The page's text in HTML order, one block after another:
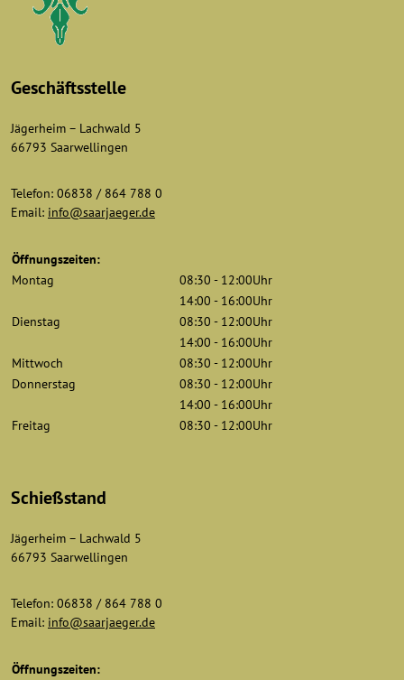
Geschäftsstelle
Jägerheim – Lachwald 5
66793 Saarwellingen
Telefon: 06838 / 864 788 0
Email: info@saarjaeger.de
Öffnungszeiten:
Montag
08:30 - 12:00Uhr
14:00 - 16:00Uhr
Dienstag
08:30 - 12:00Uhr
14:00 - 16:00Uhr
Mittwoch
08:30 - 12:00Uhr
Donnerstag
08:30 - 12:00Uhr
14:00 - 16:00Uhr
Freitag
08:30 - 12:00Uhr
Schießstand
Jägerheim – Lachwald 5
66793 Saarwellingen
Telefon: 06838 / 864 788 0
Email: info@saarjaeger.de
Öffnungszeiten: